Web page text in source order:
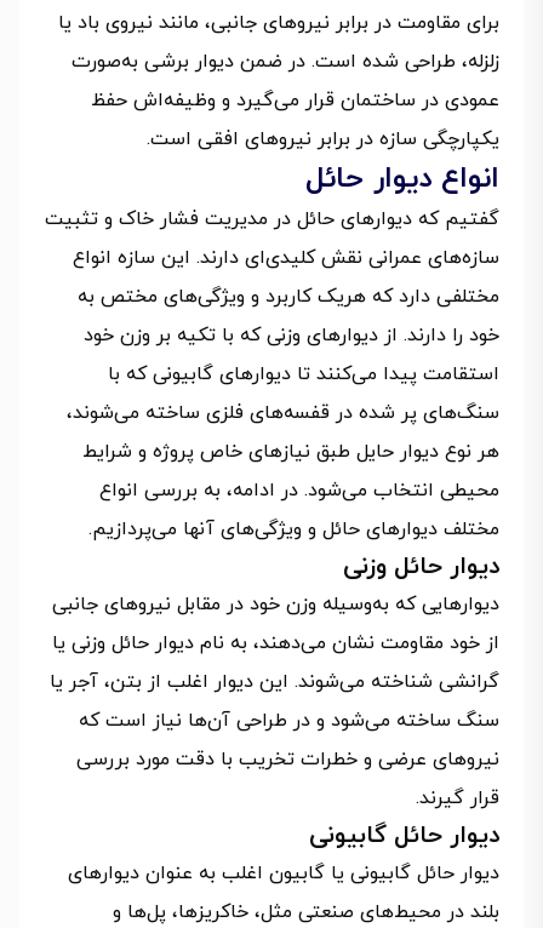
برای مقاومت در برابر نیروهای جانبی، مانند نیروی باد یا
زلزله، طراحی شده است. در ضمن دیوار برشی به‌صورت
عمودی در ساختمان قرار می‌گیرد و وظیفه‌اش حفظ
یکپارچگی سازه در برابر نیروهای افقی است.
انواع دیوار حائل
گفتیم که دیوارهای حائل در مدیریت فشار خاک و تثبیت‌
سازه‌های عمرانی نقش کلیدی‌ای دارند. این سازه انواع
مختلفی دارد که هریک کاربرد و ویژگی‌های مختص به
خود را دارند. از دیوارهای وزنی که با تکیه بر وزن خود
استقامت پیدا می‌کنند تا دیوارهای گابیونی که با
سنگ‌های پر شده در قفسه‌های فلزی ساخته می‌شوند،
هر نوع دیوار حایل طبق نیازهای خاص پروژه و شرایط
محیطی انتخاب می‌شود. در ادامه، به بررسی انواع
مختلف دیوارهای حائل و ویژگی‌های آنها می‌پردازیم.
دیوار حائل وزنی
دیوارهایی که به‌وسیله وزن خود در مقابل نیروهای جانبی
از خود مقاومت نشان می‌دهند، به نام دیوار حائل وزنی یا
گرانشی شناخته می‌شوند. این دیوار اغلب از بتن، آجر یا
سنگ ساخته می‌شود و در طراحی آن‌ها نیاز است که
نیروهای عرضی و خطرات تخریب با دقت مورد بررسی
قرار گیرند.
دیوار حائل گابیونی
دیوار حائل گابیونی یا گابیون اغلب به‌ عنوان دیوارهای
بلند در محیط‌های صنعتی مثل، خاکریزها، پل‌ها و